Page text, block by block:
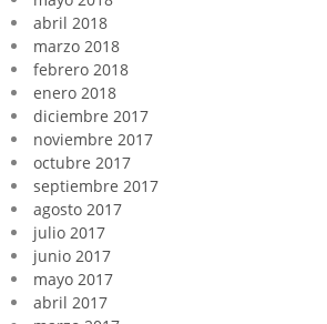
abril 2018
marzo 2018
febrero 2018
enero 2018
diciembre 2017
noviembre 2017
octubre 2017
septiembre 2017
agosto 2017
julio 2017
junio 2017
mayo 2017
abril 2017